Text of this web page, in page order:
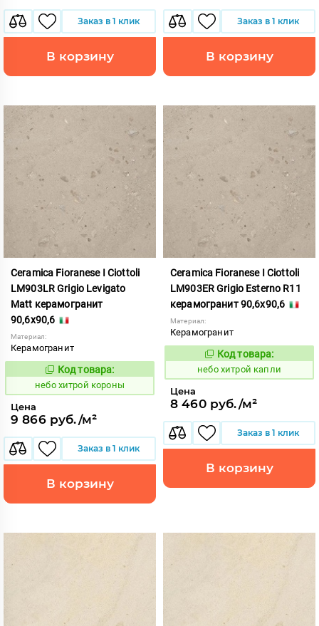
Заказ в 1 клик
В корзину
Заказ в 1 клик
В корзину
Ceramica Fioranese I Ciottoli
LM903LR Grigio Levigato
Matt керамогранит
90,6x90,6
Материал:
Керамогранит
1123413
Код товара:
небо хитрой короны
Цена
9 866 руб./м²
Заказ в 1 клик
В корзину
Ceramica Fioranese I Ciottoli
LM903ER Grigio Esterno R11
керамогранит 90,6x90,6
Материал:
Керамогранит
1123412
Код товара:
небо хитрой капли
Цена
8 460 руб./м²
Заказ в 1 клик
В корзину